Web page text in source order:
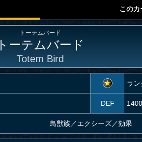
このカ
トーテムバード
トーテムバード
Totem Bird
ラン
DEF 1400
鳥獣族／エクシーズ／効果